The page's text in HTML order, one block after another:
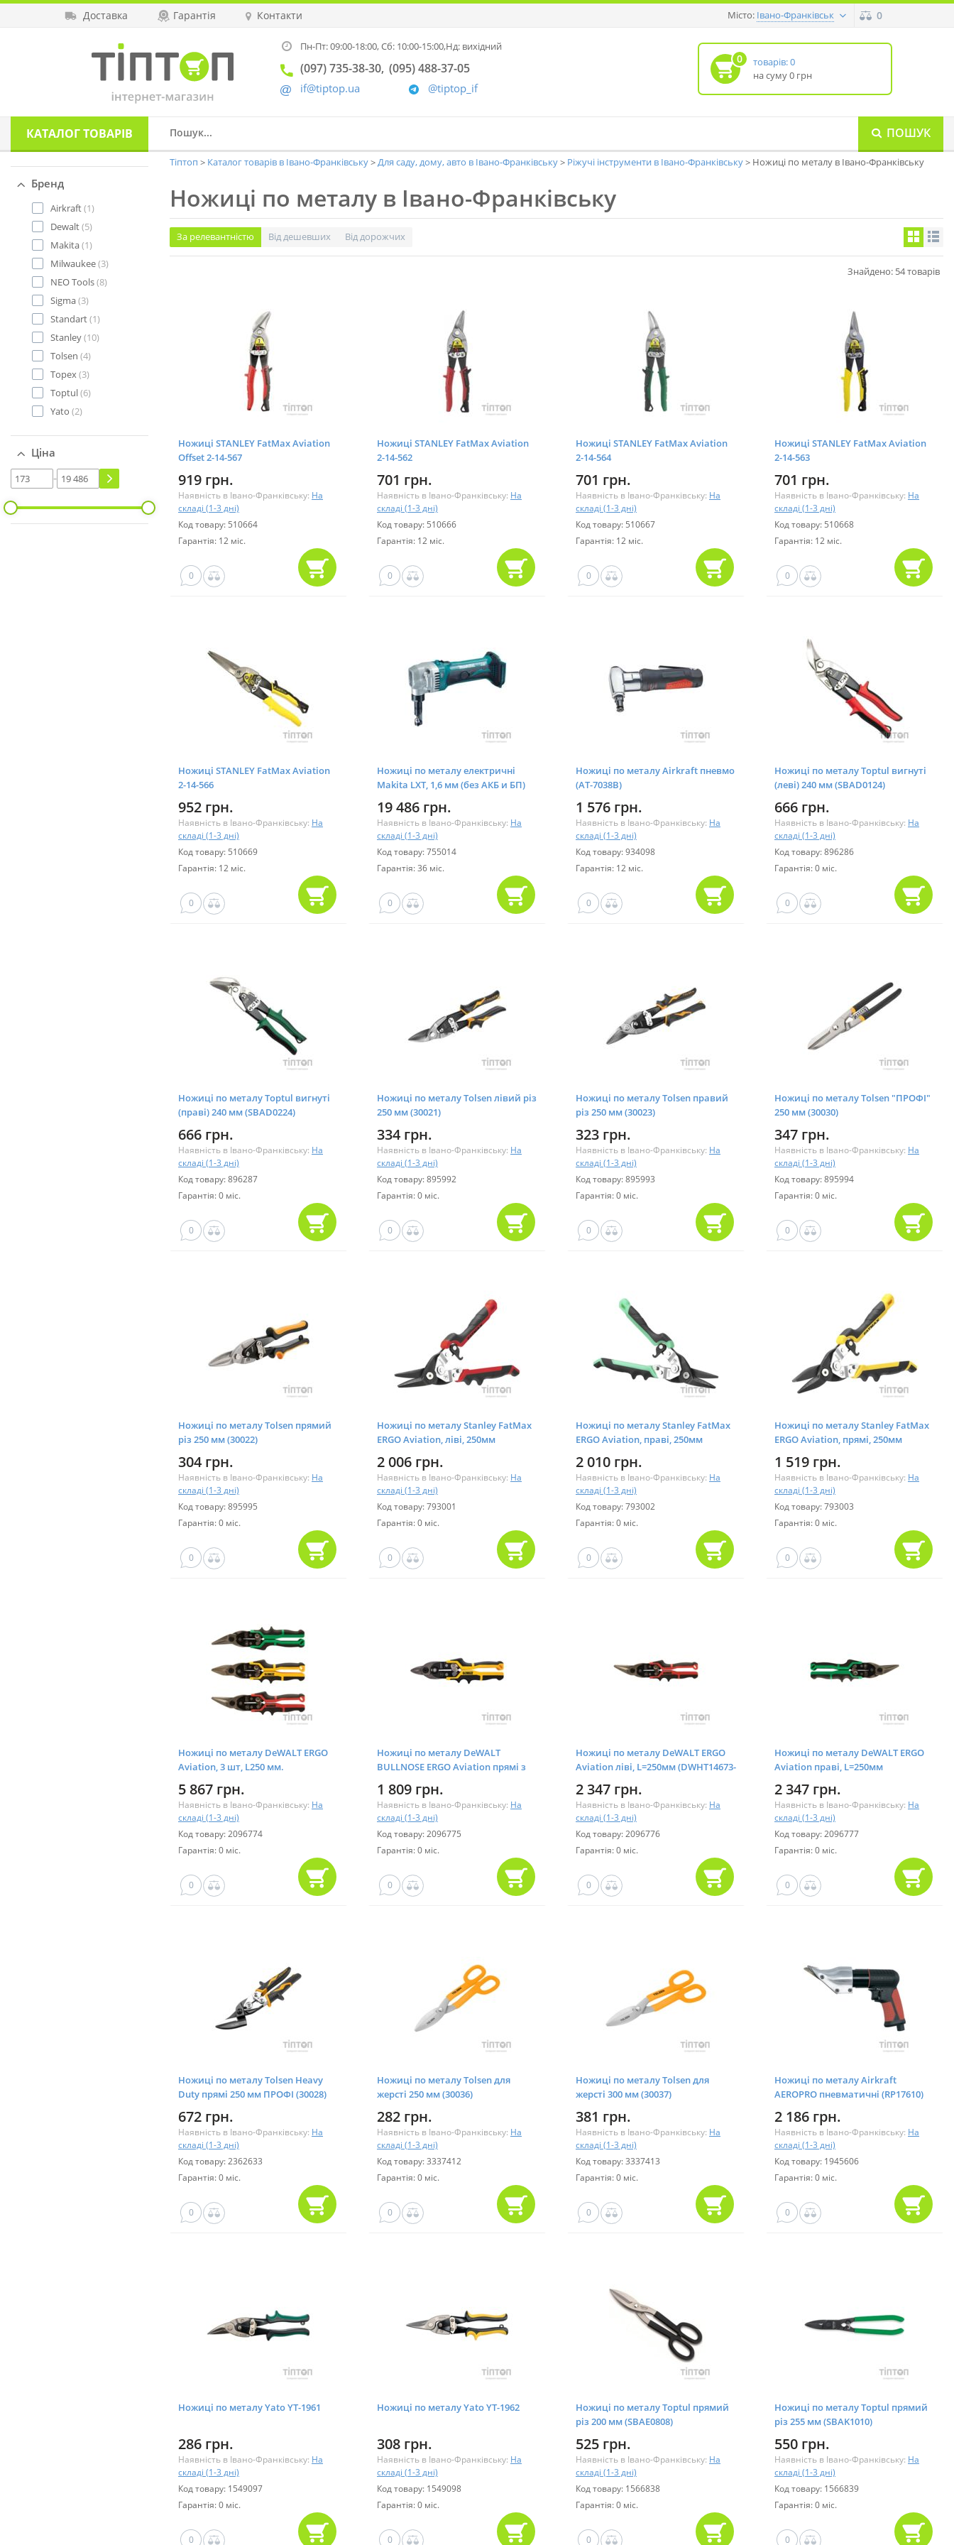
Доставка Гарантія Контакти Місто: Івано-Франківськ 0
Пн-Пт: 09:00-18:00,Сб: 10:00-15:00,Нд: вихідний
(097) 735-38-30 (095) 488-37-05
@tiptop_if
if@tiptop.ua
0
товарів: 0
на суму 0 грн
КАТАЛОГТОВАРІВ ПОШУК
Бренд
Airkraft(1)
Dewalt(5)
Makita(1)
Milwaukee(3)
NEO Tools(8)
Sigma(3)
Standart(1)
Stanley(10)
Tolsen (4)
Topex(3)
Toptul(6)
Yato (2)
Ціна
-
Тіптоп Каталог товарів в Івано-Франківську Для саду, дому, авто в Івано-Франківську Ріжучі інструменти в Івано-Франківську Ножиці по металу в Івано-Франківську
Ножиці по металу в Івано-Франківську
За релевантністю Від дешевших Від дорожчих
Знайдено: 54 товарів
Ножиці STANLEY FatMax Aviation
Offset 2-14-567
919 грн.
Наявність в Івано-Франківську: На
складі (1-3 дні)
Код товару: 510664
Гарантія: 12 міс.
0
Ножиці STANLEY FatMax Aviation
2-14-562
701 грн.
Наявність в Івано-Франківську: На
складі (1-3 дні)
Код товару: 510666
Гарантія: 12 міс.
0
Ножиці STANLEY FatMax Aviation
2-14-564
701 грн.
Наявність в Івано-Франківську: На
складі (1-3 дні)
Код товару: 510667
Гарантія: 12 міс.
0
Ножиці STANLEY FatMax Aviation
2-14-563
701 грн.
Наявність в Івано-Франківську: На
складі (1-3 дні)
Код товару: 510668
Гарантія: 12 міс.
0
Ножиці STANLEY FatMax Aviation
2-14-566
952 грн.
Наявність в Івано-Франківську: На
складі (1-3 дні)
Код товару: 510669
Гарантія: 12 міс.
0
Ножиці по металу електричні
Makita LXT, 1,6 мм (без АКБ и БП)
19 486 грн.
Наявність в Івано-Франківську: На
складі (1-3 дні)
Код товару: 755014
Гарантія: 36 міс.
0
Ножиці по металу Airkraft пневмо
(AT-7038B)
1 576 грн.
Наявність в Івано-Франківську: На
складі (1-3 дні)
Код товару: 934098
Гарантія: 12 міс.
0
Ножиці по металу Toptul вигнуті
(леві) 240 мм (SBAD0124)
666 грн.
Наявність в Івано-Франківську: На
складі (1-3 дні)
Код товару: 896286
Гарантія: 0 міс.
0
Ножиці по металу Toptul вигнуті
(праві) 240 мм (SBAD0224)
666 грн.
Наявність в Івано-Франківську: На
складі (1-3 дні)
Код товару: 896287
Гарантія: 0 міс.
0
Ножиці по металу Tolsen лівий різ
250 мм (30021)
334 грн.
Наявність в Івано-Франківську: На
складі (1-3 дні)
Код товару: 895992
Гарантія: 0 міс.
0
Ножиці по металу Tolsen правий
різ 250 мм (30023)
323 грн.
Наявність в Івано-Франківську: На
складі (1-3 дні)
Код товару: 895993
Гарантія: 0 міс.
0
Ножиці по металу Tolsen "ПРОФІ"
250 мм (30030)
347 грн.
Наявність в Івано-Франківську: На
складі (1-3 дні)
Код товару: 895994
Гарантія: 0 міс.
0
Ножиці по металу Tolsen прямий
різ 250 мм (30022)
304 грн.
Наявність в Івано-Франківську: На
складі (1-3 дні)
Код товару: 895995
Гарантія: 0 міс.
0
Ножиці по металу Stanley FatMax
ERGO Aviation, ліві, 250мм
2 006 грн.
Наявність в Івано-Франківську: На
складі (1-3 дні)
Код товару: 793001
Гарантія: 0 міс.
0
Ножиці по металу Stanley FatMax
ERGO Aviation, праві, 250мм
2 010 грн.
Наявність в Івано-Франківську: На
складі (1-3 дні)
Код товару: 793002
Гарантія: 0 міс.
0
Ножиці по металу Stanley FatMax
ERGO Aviation, прямі, 250мм
1 519 грн.
Наявність в Івано-Франківську: На
складі (1-3 дні)
Код товару: 793003
Гарантія: 0 міс.
0
Ножиці по металу DeWALT ERGO
Aviation, 3 шт, L250 мм.
5 867 грн.
Наявність в Івано-Франківську: На
складі (1-3 дні)
Код товару: 2096774
Гарантія: 0 міс.
0
Ножиці по металу DeWALT
BULLNOSE ERGO Aviation прямі з
(DWHT14694-0)
1 809 грн.
Наявність в Івано-Франківську: На
складі (1-3 дні)
Код товару: 2096775
Гарантія: 0 міс.
0
Ножиці по металу DeWALT ERGO
Aviation ліві, L=250мм (DWHT14673-
2 347 грн.
Наявність в Івано-Франківську: На
складі (1-3 дні)
Код товару: 2096776
Гарантія: 0 міс.
0
Ножиці по металу DeWALT ERGO
Aviation праві, L=250мм
2 347 грн.
Наявність в Івано-Франківську: На
складі (1-3 дні)
Код товару: 2096777
Гарантія: 0 міс.
0
Ножиці по металу Tolsen Heavy
Duty прямі 250 мм ПРОФІ (30028)
672 грн.
Наявність в Івано-Франківську: На
складі (1-3 дні)
Код товару: 2362633
Гарантія: 0 міс.
0
Ножиці по металу Tolsen для
жерсті 250 мм (30036)
282 грн.
Наявність в Івано-Франківську: На
складі (1-3 дні)
Код товару: 3337412
Гарантія: 0 міс.
0
Ножиці по металу Tolsen для
жерсті 300 мм (30037)
381 грн.
Наявність в Івано-Франківську: На
складі (1-3 дні)
Код товару: 3337413
Гарантія: 0 міс.
0
Ножиці по металу Airkraft
AEROPRO пневматичні (RP17610)
2 186 грн.
Наявність в Івано-Франківську: На
складі (1-3 дні)
Код товару: 1945606
Гарантія: 0 міс.
0
Ножиці по металу Yato YT-1961
286 грн.
Наявність в Івано-Франківську: На
складі (1-3 дні)
Код товару: 1549097
Гарантія: 0 міс.
0
Ножиці по металу Yato YT-1962
308 грн.
Наявність в Івано-Франківську: На
складі (1-3 дні)
Код товару: 1549098
Гарантія: 0 міс.
0
Ножиці по металу Toptul прямий
різ 200 мм (SBAE0808)
525 грн.
Наявність в Івано-Франківську: На
складі (1-3 дні)
Код товару: 1566838
Гарантія: 0 міс.
0
Ножиці по металу Toptul прямий
різ 255 мм (SBAK1010)
550 грн.
Наявність в Івано-Франківську: На
складі (1-3 дні)
Код товару: 1566839
Гарантія: 0 міс.
0